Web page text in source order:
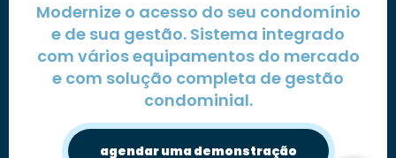
Modernize o acesso do seu condomínio
e de sua gestão. Sistema integrado
com vários equipamentos do mercado
e com solução completa de gestão
condominial.
agendar uma demonstração